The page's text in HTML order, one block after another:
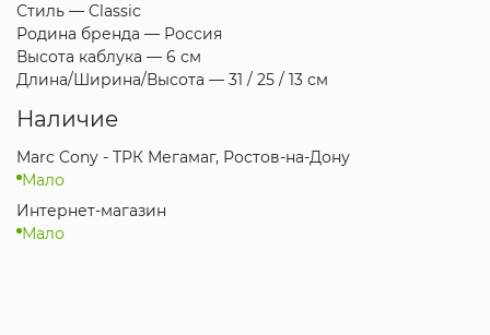
Стиль — Classic
Родина бренда — Россия
Высота каблука — 6 см
Длина/Ширина/Высота — 31 / 25 / 13 см
Наличие
Marc Cony - ТРК Мегамаг, Ростов-на-Дону
Мало
Интернет-магазин
Мало